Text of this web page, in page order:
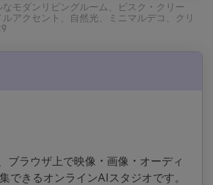
モダンリビングルーム、ビスク・クリー
アクセント、自然光、ミニマルデコ、クリ
ブラウザ上で映像・画像・オーディ
できるオンラインAIスタジオです。